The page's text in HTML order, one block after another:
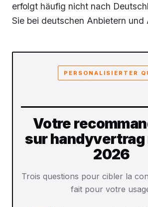
erfolgt häufig nicht nach
Sie bei deutschen Anbietern und
PERSONALISIERTER
Votre
sur handyvertrag
2026
Trois questions pour cibler la
fait pour votre